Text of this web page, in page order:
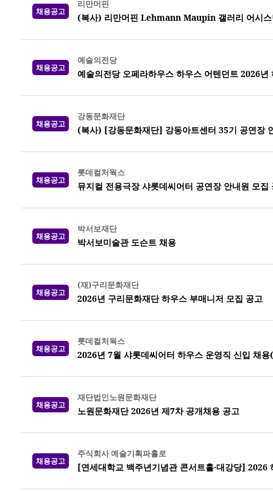
채용공고
리만머핀
(복사) 리만머핀 Lehmann Maupin 갤러리 어시스
채용공고
예술의전당
예술의전당 오페라하우스 하우스 어텐던트 2026
채용공고
강동문화재단
(복사) [강동문화재단] 강동아트센터 35기 공연장
채용공고
롯데컬처웍스
뮤지컬 전용극장 샤롯데씨어터 공연장 안내원 모
채용공고
박서보재단
박서보미술관 도슨트 채용
채용공고
(재)구리문화재단
2026년 구리문화재단 하우스 부매니저 모집 공고
채용공고
롯데컬처웍스
2026년 7월 샤롯데씨어터 하우스 운영직 신입 채
채용공고
재단법인노원문화재단
노원문화재단 2026년 제7차 공개채용 공고
채용공고
주식회사 예술기획파홀로
[연세대학교 백주년기념관 콘서트홀·대강당] 2026